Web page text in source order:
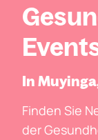
In
Finden Sie
der